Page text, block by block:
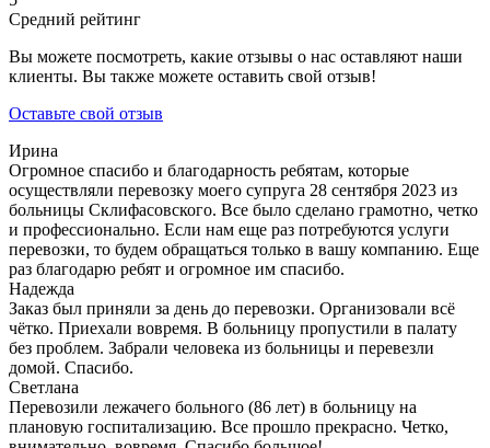
Средний рейтинг
Вы можете посмотреть, какие отзывы о нас оставляют наши
клиенты. Вы также можете оставить свой отзыв!
Оставьте свой отзыв
Ирина
Огромное спасибо и благодарность ребятам, которые
осуществляли перевозку моего супруга 28 сентября 2023 из
больницы Склифасовского. Все было сделано грамотно, четко
и профессионально. Если нам еще раз потребуются услуги
перевозки, то будем обращаться только в вашу компанию. Еще
раз благодарю ребят и огромное им спасибо.
Надежда
Заказ был приняли за день до перевозки. Организовали всё
чётко. Приехали вовремя. В больницу пропустили в палату
без проблем. Забрали человека из больницы и перевезли
домой. Спасибо.
Светлана
Перевозили лежачего больного (86 лет) в больницу на
плановую госпитализацию. Все прошло прекрасно. Четко,